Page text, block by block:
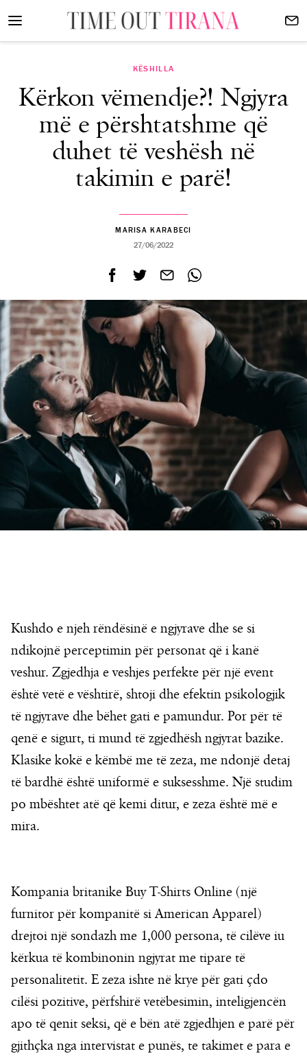
KËSHILLA
Kërkon vëmendje?! Ngjyra
më e përshtatshme që
duhet të veshësh në
takimin e parë!
MARISA KARABECI
27/06/2022
Kushdo e njeh rëndësinë e ngjyrave dhe se si
ndikojnë perceptimin për personat që i kanë
veshur. Zgjedhja e veshjes perfekte për një event
është vetë e vështirë, shtoji dhe efektin psikologjik
të ngjyrave dhe bëhet gati e pamundur. Por për të
qenë e sigurt, ti mund të zgjedhësh ngjyrat bazike.
Klasike kokë e këmbë me të zeza, me ndonjë detaj
të bardhë është uniformë e suksesshme. Një studim
po mbështet atë që kemi ditur, e zeza është më e
mira.
Kompania britanike Buy T-Shirts Online (një
furnitor për kompanitë si American Apparel)
drejtoi një sondazh me 1,000 persona, të cilëve iu
kërkua të kombinonin ngjyrat me tipare të
personalitetit. E zeza ishte në krye për gati çdo
cilësi pozitive, përfshirë vetëbesimin, inteligjencën
apo të qenit seksi, që e bën atë zgjedhjen e parë për
gjithçka nga intervistat e punës, te takimet e para e